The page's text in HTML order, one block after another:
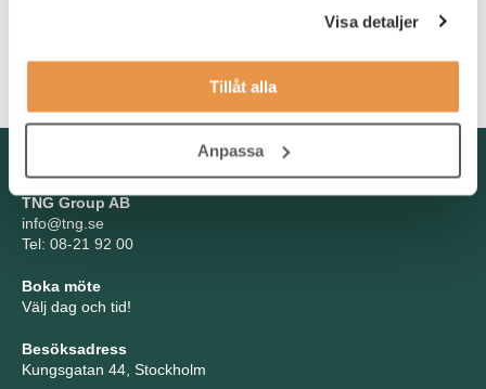
Visa detaljer
Tillåt alla
Anpassa
TNG Group AB
info@tng.se
Tel: 08-21 92 00
Boka möte
Välj dag och tid!
Besöksadress
Kungsgatan 44, Stockholm